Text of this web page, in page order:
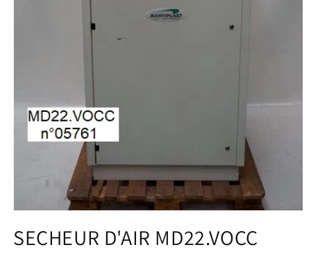
média
1
SECHEUR D'AIR MD22.VOCC